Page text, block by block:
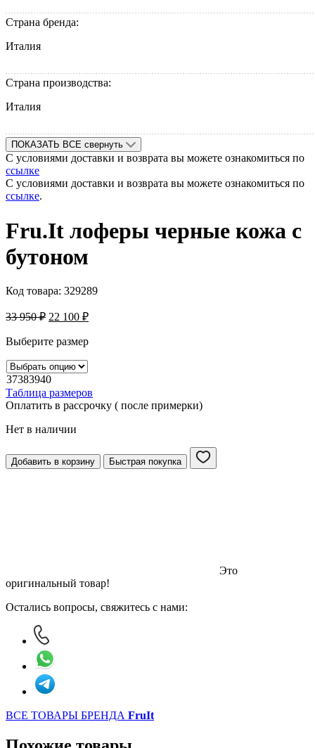
Страна бренда:
Италия
Страна производства:
Италия
ПОКАЗАТЬ ВСЕ свернуть
С условиями доставки и возврата вы можете ознакомиться по
ссылке
С условиями доставки и возврата вы можете ознакомиться по
ссылке.
Fru.It лоферы черные кожа с
бутоном
Код товара: 329289
33 950₽ 22 100 ₽
Выберите размер
37383940
Таблица размеров
Оплатить в рассрочку ( после примерки)
Нет в наличии
Добавить в корзину Быстрая покупка
Это
оригинальный товар!
Остались вопросы, свяжитесь с нами:
ВСЕ ТОВАРЫ БРЕНДА FruIt